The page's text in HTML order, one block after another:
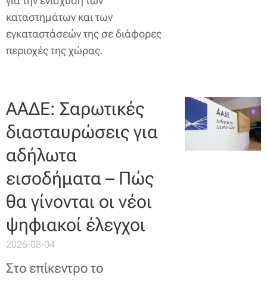
καταστημάτων και των
εγκαταστάσεών της σε διάφορες
περιοχές της χώρας.
ΑΑΔΕ: Σαρωτικές
διασταυρώσεις για
αδήλωτα
εισοδήματα – Πώς
θα γίνονται οι νέοι
ψηφιακοί έλεγχοι
2026-08-04
Στο επίκεντρο το